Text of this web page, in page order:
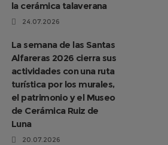
la cerámica talaverana
24.07.2026
La semana de las Santas
Alfareras 2026 cierra sus
actividades con una ruta
turística por los murales,
el patrimonio y el Museo
de Cerámica Ruiz de
Luna
20.07.2026